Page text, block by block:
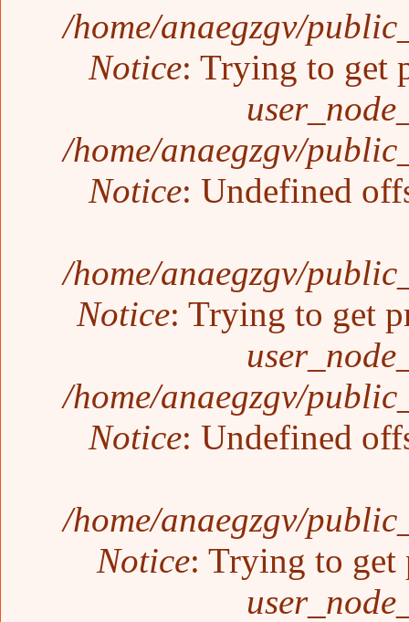
/home/anaegzgv/
Notice: Trying to get
/home/anaegzgv/
Notice: Undefined
/home/anaegzgv/
Notice: Trying to get
/home/anaegzgv/
Notice: Undefined
/home/anaegzgv/
Notice: Trying to get